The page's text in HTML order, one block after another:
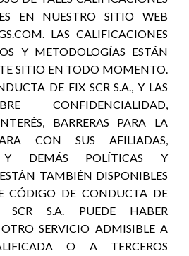
EN NUESTRO SITIO WEB
LAS CALIFICACIONES
Y METODOLOGÍAS ESTÁN
SITIO EN TODO MOMENTO.
DE FIX SCR S.A., Y LAS
CONFIDENCIALIDAD,
BARRERAS PARA LA
CON SUS AFILIADAS,
Y DEMÁS POLÍTICAS Y
TAMBIÉN DISPONIBLES
CÓDIGO DE CONDUCTA DE
S.A. PUEDE HABER
SERVICIO ADMISIBLE A
O A TERCEROS